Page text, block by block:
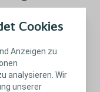
Cookies
Anzeigen zu
analysieren. Wir
unserer
ihre
Restaurant